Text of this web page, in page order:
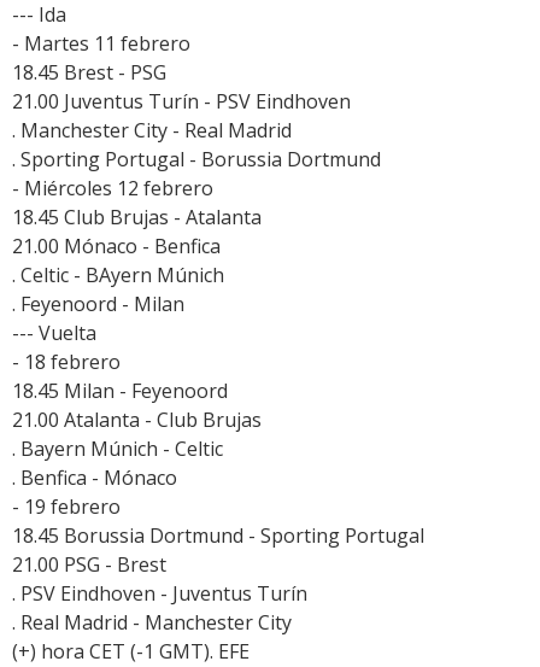
--- Ida
- Martes 11 febrero
18.45 Brest - PSG
21.00 Juventus Turín - PSV Eindhoven
. Manchester City - Real Madrid
. Sporting Portugal - Borussia Dortmund
- Miércoles 12 febrero
18.45 Club Brujas - Atalanta
21.00 Mónaco - Benfica
. Celtic - BAyern Múnich
. Feyenoord - Milan
--- Vuelta
- 18 febrero
18.45 Milan - Feyenoord
21.00 Atalanta - Club Brujas
. Bayern Múnich - Celtic
. Benfica - Mónaco
- 19 febrero
18.45 Borussia Dortmund - Sporting Portugal
21.00 PSG - Brest
. PSV Eindhoven - Juventus Turín
. Real Madrid - Manchester City
(+) hora CET (-1 GMT). EFE